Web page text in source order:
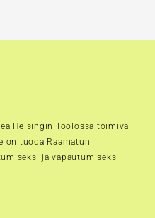
Helsingin Töölössä toimiva
on tuoda Raamatun
ja vapautumiseksi